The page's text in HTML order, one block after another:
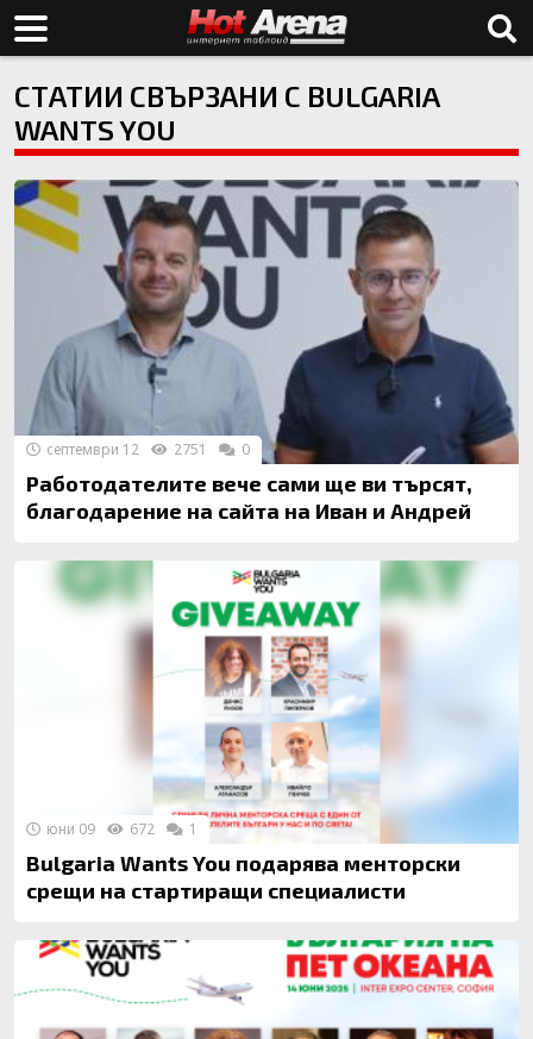
СТАТИИ СВЪРЗАНИ С BULGARIA
WANTS YOU
Работодателите вече сами ще ви търсят,
благодарение на сайта на Иван и Андрей
септември 12 2751 0
Bulgaria Wants You подарява менторски
срещи на стартиращи специалисти
юни 09 672 1